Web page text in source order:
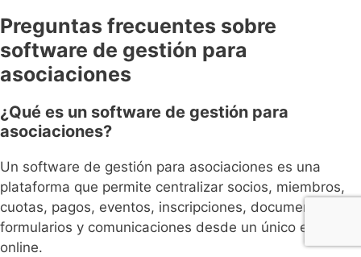
Preguntas frecuentes sobre
software de gestión para
asociaciones
¿Qué es un software de gestión para
asociaciones?
Un software de gestión para asociaciones es una
plataforma que permite centralizar socios, miembros,
cuotas, pagos, eventos, inscripciones, documentos,
formularios y comunicaciones desde un único espacio
online.